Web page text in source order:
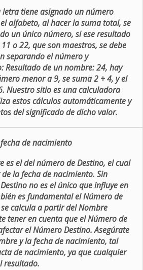
tiene asignado un número
alfabeto, al hacer la suma total, se
un único número, si ese resultado
o 22, que son maestros, se debe
separando el número y
Resultado de un nombre: 24, hay
menor a 9, se suma 2 + 4, y el
Nuestro sitio es una calculadora
estos cálculos automáticamente y
del significado de dicho valor.
de nacimiento
es el del número de Destino, el cual
la fecha de nacimiento. Sin
no es el único que influye en
es fundamental el Número de
calcula a partir del Nombre
tener en cuenta que el Número de
el Número Destino. Asegúrate
y la fecha de nacimiento, tal
de nacimiento, ya que cualquier
resultado.